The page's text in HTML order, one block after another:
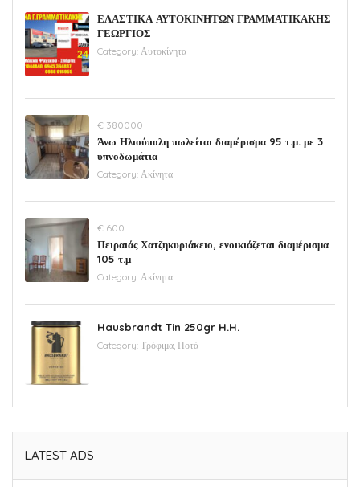
ΕΛΑΣΤΙΚΑ ΑΥΤΟΚΙΝΗΤΩΝ ΓΡΑΜΜΑΤΙΚΑΚΗΣ
ΓΕΩΡΓΙΟΣ
Category: Αυτοκίνητα
€ 380000
Άνω Ηλιούπολη πωλείται διαμέρισμα 95 τ.μ. με 3
υπνοδωμάτια
Category: Ακίνητα
€ 600
Πειραιάς Χατζηκυριάκειο, ενοικιάζεται διαμέρισμα
105 τ.μ
Category: Ακίνητα
Hausbrandt Tin 250gr H.H.
Category: Τρόφιμα, Ποτά
LATEST ADS